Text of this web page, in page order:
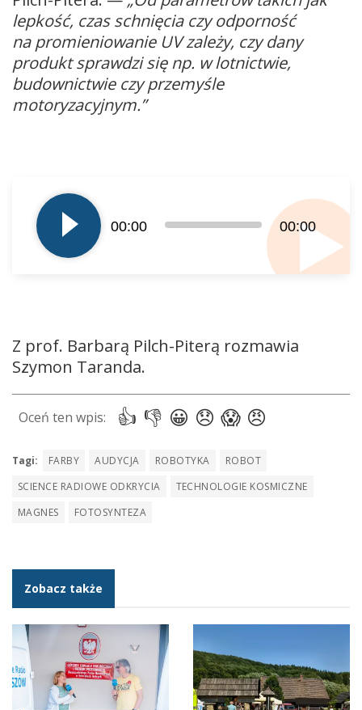
lepkość, czas schnięcia czy odporność
na promieniowanie UV zależy, czy dany
produkt sprawdzi się np. w lotnictwie,
budownictwie czy przemyśle
motoryzacyjnym.”
plików
dźwiękowych
00:00 00:00
Z prof. Barbarą Pilch-Piterą rozmawia
Szymon Taranda.
Tagi: FARBY AUDYCJA ROBOTYKA
ROBOT
SCIENCE RADIOWE ODKRYCIA
TECHNOLOGIE KOSMICZNE
MAGNES
FOTOSYNTEZA
Zobacz także